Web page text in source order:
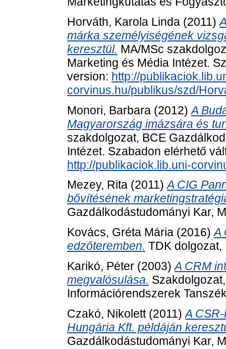
Horváth, Karola Linda (2011)
márka személyiségének
keresztül. MA/MSc
Marketing és Média Intézet.
version: http://
corvinus.hu/publikus/szd/
Monori, Barbara (2012)A
Magyarország imázsára és
szakdolgozat, BCE
Intézet. Szabadon elérhető
http://publikaciok.lib.uni-
Mezey, Rita (2011)A CIG
bővítésének
Gazdálkodástudományi Kar,
Kovács, Gréta Mária (2016)A
edzőteremben. TDK
Karikó, Péter (2003)A CRM
megvalósulása.
Információrendszerek
Czakó, Nikolett(2011)A
Hungária Kft. példáján
Gazdálkodástudományi Kar,